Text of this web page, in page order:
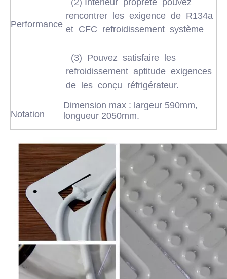
Performance
rencontrer les exigence de R134a
et CFC refroidissement système
(3) Pouvez satisfaire les
refroidissement aptitude exigences
de les conçu réfrigérateur.
Notation
Dimension max : largeur 590mm,
longueur 2050mm.